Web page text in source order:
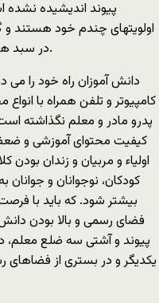
پیوند اندیشیده نشده
اولویتهای چندم خود هستند
در سبد هزینه های خانوار هم جایگاه ویژه ای ندارد.
دانش آموزان راه خود را می
کامپیوتر و تلفن همراه با
پدرو مادر و معلم نگذاشته
کیفیت محتوای آموزشی و
اولیاء و مربیان و زندان
کودکان، نوجوانان و
بیشتر شود. که باید با
فضای رسمی و بالا بودن دانش
پیوند و آشتی سه ضلع معلم،
یکدیگر و در بستری از